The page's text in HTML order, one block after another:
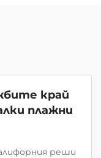
край
плажни
реши